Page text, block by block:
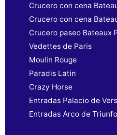
Crucero con cena
Crucero con cena
Crucero paseo Bateaux
Vedettes de Paris
Moulin Rouge
Paradis Latin
Crazy Horse
Entradas Palacio de
Entradas Arco de Triunfo